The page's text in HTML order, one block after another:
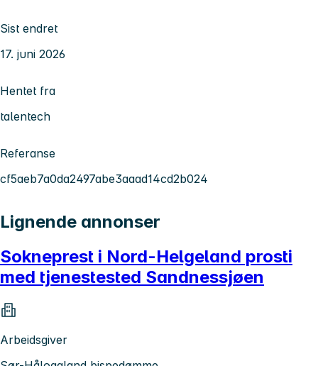
Sist endret
17. juni 2026
Hentet fra
talentech
Referanse
cf5aeb7a0da2497abe3aaad14cd2b024
Lignende annonser
Sokneprest i Nord-Helgeland prosti
med tjenestested Sandnessjøen
Arbeidsgiver